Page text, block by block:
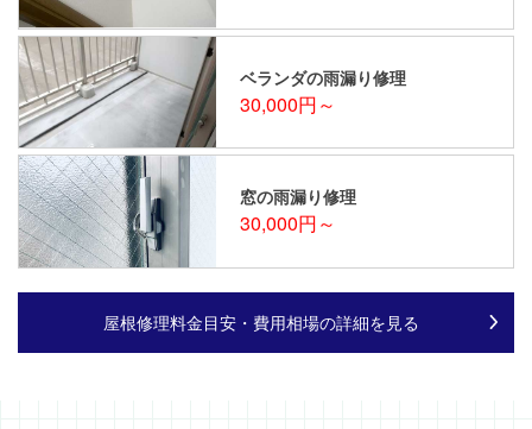
ベランダの雨漏り修理
30,000円～
窓の雨漏り修理
30,000円～
屋根修理料金目安・費用相場の詳細を見る